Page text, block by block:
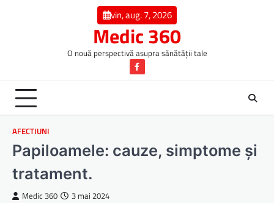
vin, aug. 7, 2026
Medic 360
O nouă perspectivă asupra sănătății tale
Facebook
AFECTIUNI
Papiloamele: cauze, simptome și
tratament.
Medic 360 3 mai 2024